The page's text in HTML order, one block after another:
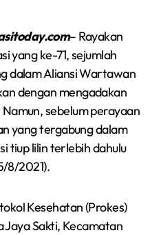
– Rayakan
yang ke-71, sejumlah
dalam Aliansi Wartawan
dengan mengadakan
sebelum perayaan
yang tergabung dalam
tiup lilin terlebih dahulu
8/2021).
Kesehatan (Prokes)
Jaya Sakti, Kecamatan